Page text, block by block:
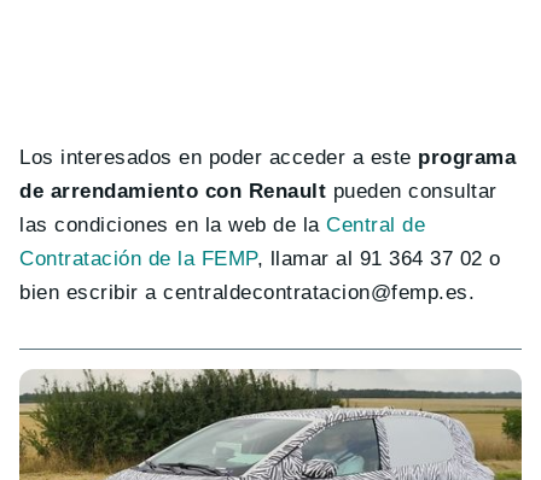
Los interesados en poder acceder a este programa
de arrendamiento con Renault pueden consultar
las condiciones en la web de laCentral de
Contratación de la FEMP, llamar al 91 364 37 02 o
bien escribir acentraldecontratacion@femp.es.